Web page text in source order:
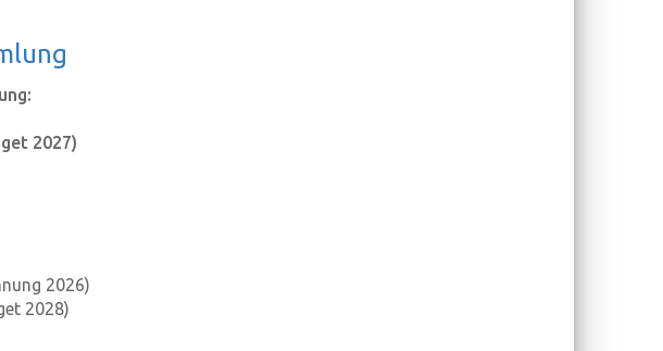
2027)
2026)
2028)